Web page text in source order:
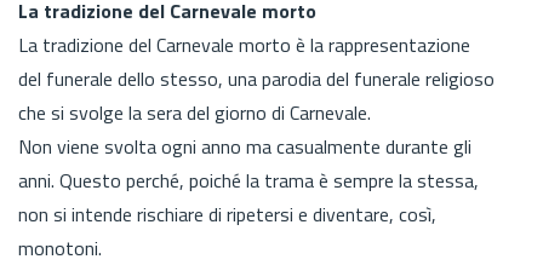
La tradizione del Carnevale morto
La tradizione del Carnevale morto è la rappresentazione
del funerale dello stesso, una parodia del funerale religioso
che si svolge la sera del giorno di Carnevale.
Non viene svolta ogni anno ma casualmente durante gli
anni. Questo perché, poiché la trama è sempre la stessa,
non si intende rischiare di ripetersi e diventare, così,
monotoni.